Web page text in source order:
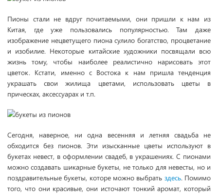
Пионы стали не вдруг почитаемыми, они пришли к нам из
Китая, где уже пользовались популярностью. Там даже
изображение нецветущего пиона сулило богатство, процветание
и изобилие. Некоторые китайские художники посвящали всю
жизнь тому, чтобы наиболее реалистично нарисовать этот
цветок. Кстати, именно с Востока к нам пришла тенденция
украшать свои жилища цветами, использовать цветы в
прическах, аксессуарах и т.п.
Сегодня, наверное, ни одна весенняя и летняя свадьба не
обходится без пионов. Эти изысканные цветы используют в
букетах невест, в оформлении свадеб, в украшениях. С пионами
можно создавать шикарные букеты, не только для невесты, но и
поздравительные букеты, которе можно выбрать здесь. Помимо
того, что они красивые, они источают тонкий аромат, который